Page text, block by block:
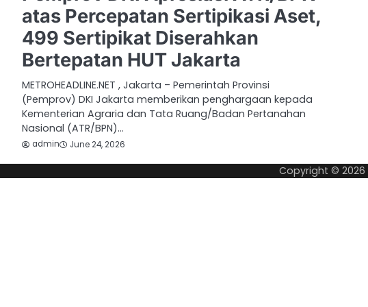
atas Percepatan Sertipikasi Aset,
499 Sertipikat Diserahkan
Bertepatan HUT Jakarta
METROHEADLINE.NET , Jakarta – Pemerintah Provinsi
(Pemprov) DKI Jakarta memberikan penghargaan kepada
Kementerian Agraria dan Tata Ruang/Badan Pertanahan
Nasional (ATR/BPN)…
admin June 24, 2026
Copyright © 2026